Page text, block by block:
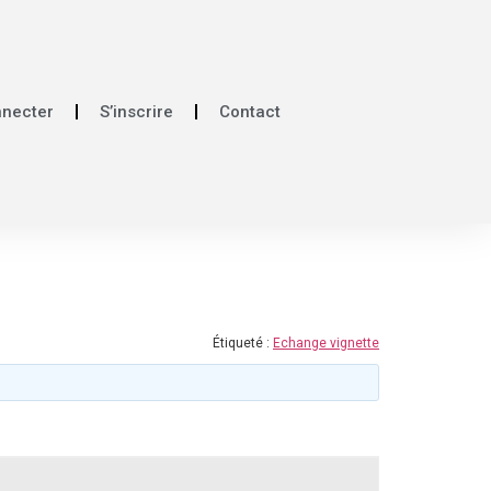
S’inscrire Contact
Étiqueté : Echange vignette